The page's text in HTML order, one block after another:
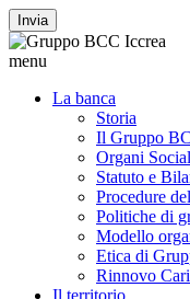
Invia
menu
La banca
Storia
Il Gruppo
Organi
Statuto e
Procedure
Politiche di
Modello
Etica di
Rinnovo
Il territorio